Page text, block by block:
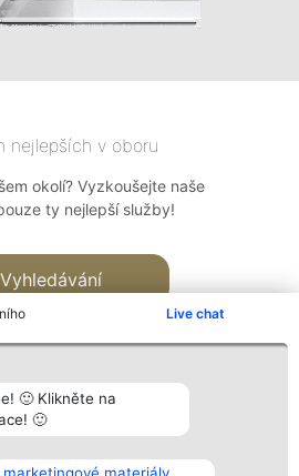
Live chat
🙂 Klikněte na
🙂
nejlepších v oboru
okolí? Vyzkoušejte naše
ty nejlepší služby!
Vyhledávání
Vítězové
Kontakt